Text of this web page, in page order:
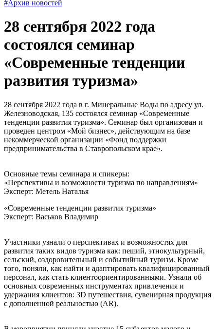
#Архив новостей
28 сентября 2022 года
состоялся семинар
«Современные тенденции
развития туризма»
28 сентября 2022 года в г. Минеральные Воды по адресу ул.
Железноводская, 135 состоялся семинар «Современные
тенденции развития туризма». Семинар был организован и
проведен центром «Мой бизнес», действующим на базе
некоммерческой организации «Фонд поддержки
предпринимательства в Ставропольском крае».
Основные темы семинара и спикеры:
«Перспективы и возможности туризма по направлениям»
Эксперт: Метель Наталья
«Современные тенденции развития туризма»
Эксперт: Васьков Владимир
Участники узнали о перспективах и возможностях для
развития таких видов туризма как: пеший, этнокультурный,
сельский, оздоровительный и событийный туризм. Кроме
того, поняли, как найти и адаптировать квалифицированный
персонал, как стать клиентоориентированными. Узнали об
основных современных инструментах привлечения и
удержания клиентов: 3D путешествия, сувенирная продукция
с дополненной реальностью (AR).